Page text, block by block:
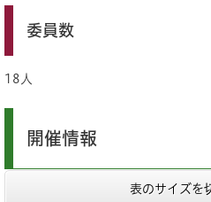
委員数
18人
開催情報
表のサイズを